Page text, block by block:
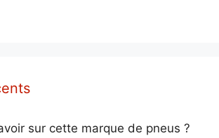
sur cette marque de pneus ?